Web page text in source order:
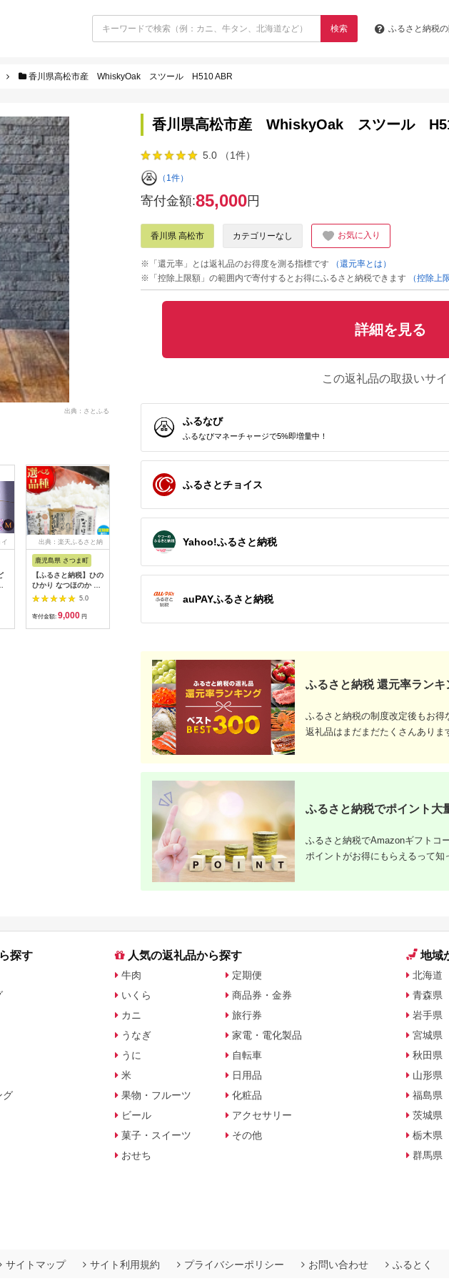
検索 ふるさと納税の
香川県高松市産 WhiskyOak スツール H510 ABR
出典：さとふる
出典：楽天ふるさと納
鹿児島県 さつま町
【ふるさと納税】ひの
ひかり なつほのか あ
きほなみ 選べる 品種
定期便 米 2kg
5kg《出荷時期をお選
5.0
寄付金額: 9,000 円
出典：ふるさとチョイ
【伊万里焼】ブルーレ
出典：楽天ふるさと納
【ふるさと納税】［沖
顆粒（250g）×2袋セ
ット 【ぬちまーす】
顆粒 シーソルト 人気
5.0
【ふるさと納税】 い
【ふるさ
オリイカ
香川県高松市産 WhiskyOak スツール
5.0 （1件）
（1件）
寄付金額:85,000円
香川県 高松市 カテゴリーなし お気に入り
※「還元率」とは返礼品のお得度を測る指標です
（還元率とは）
※「控除上限額」の範囲内で寄付するとお得にふるさと納税できます
（控除上
詳細を見る
この返礼品の取扱いサイ
ふるなび
ふるなびマネーチャージで5%即増量中！
ふるさとチョイス
Yahoo!ふるさと納税
auPAYふるさと納税
ふるさと納税 還元率ラン
ふるさと納税の制度改定後もお得
返礼品はまだまだたくさんありま
ふるさと納税でポイント大
ふるさと納税でAmazonギフトコ
ポイントがお得にもらえるって知
探す
グ
人気の返礼品から探す
牛肉
いくら
カニ
うなぎ
うに
米
果物・フルーツ
ビール
菓子・スイーツ
おせち
定期便
商品券・金券
旅行券
家電・電化製品
自転車
日用品
化粧品
アクセサリー
その他
地域
北海道
青森県
岩手県
宮城県
秋田県
山形県
福島県
茨城県
栃木県
群馬県
サイトマップ サイト利用規約 プライバシーポリシー お問い合わせ ふるとく